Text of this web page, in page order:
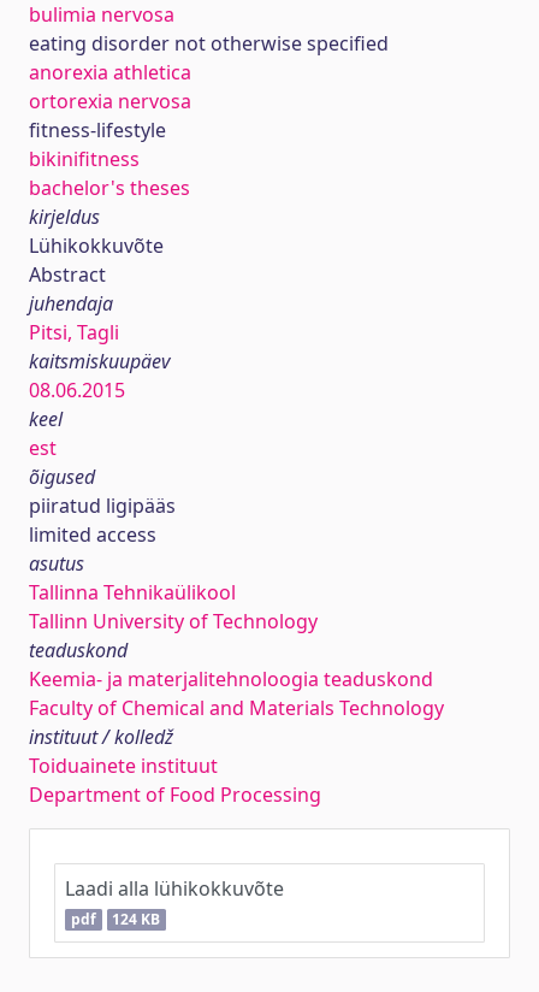
bulimia nervosa
eating disorder not otherwise specified
anorexia athletica
ortorexia nervosa
fitness-lifestyle
bikinifitness
bachelor's theses
kirjeldus
Lühikokkuvõte
Abstract
juhendaja
Pitsi, Tagli
kaitsmiskuupäev
08.06.2015
keel
est
õigused
piiratud ligipääs
limited access
asutus
Tallinna Tehnikaülikool
Tallinn University of Technology
teaduskond
Keemia- ja materjalitehnoloogia teaduskond
Faculty of Chemical and Materials Technology
instituut / kolledž
Toiduainete instituut
Department of Food Processing
Laadi alla lühikokkuvõte
pdf 124 KB